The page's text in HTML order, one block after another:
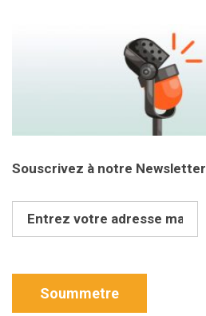
Souscrivez à notre Newsletter